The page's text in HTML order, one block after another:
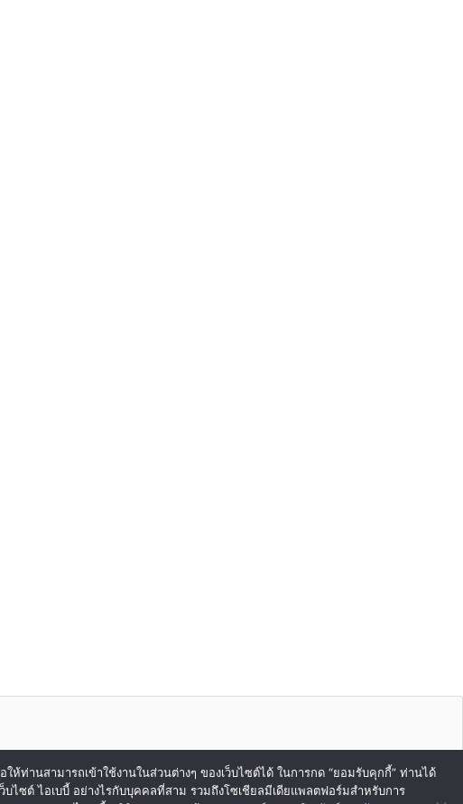
ท่านสามารถเข้าใช้งานในส่วนต่างๆ ของเว็บไซต์ได้ ในการกด “ยอมรับคุกกี้” ท่านได้
ไซต์ ไอเบบี้ อย่างไรกับบุคคลที่สาม รวมถึงโซเชียลมีเดียแพลตฟอร์มสำหรับการ